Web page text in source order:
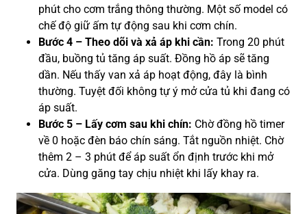
phút cho cơm trắng thông thường. Một số model có
chế độ giữ ấm tự động sau khi cơm chín.
Bước 4 – Theo dõi và xả áp khi cần: Trong 20 phút
đầu, buồng tủ tăng áp suất. Đồng hồ áp sẽ tăng
dần. Nếu thấy van xả áp hoạt động, đây là bình
thường. Tuyệt đối không tự ý mở cửa tủ khi đang có
áp suất.
Bước 5 – Lấy cơm sau khi chín: Chờ đồng hồ timer
về 0 hoặc đèn báo chín sáng. Tắt nguồn nhiệt. Chờ
thêm 2 – 3 phút để áp suất ổn định trước khi mở
cửa. Dùng găng tay chịu nhiệt khi lấy khay ra.